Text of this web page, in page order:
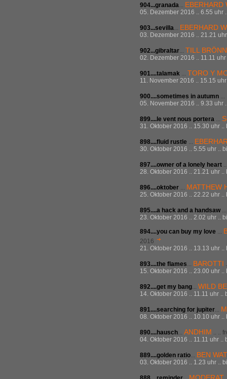
904...granada... EBERHARD
05. Dezember 2016 .. 6.55 uhr
903...sevilla... EBERHARD
03. Dezember 2016 .. 21.21
902...gibraltar... TILL
02. Dezember 2016 .. 11.11
901....talamak ... TORO Y
11. November 2016 .. 15.15
900....sometimes in autumn ...
05. November 2016 .. 9.33 uhr
899....le vent nous portera ...
31. Oktober 2016 .. 15.30 uhr
898....fluid rustle ...
30. Oktober 2016 .. 5.55 uhr ..
897....owner of a lonely heart
28. Oktober 2016 .. 21.21 uhr
896....oktober ... MATTHEW
25. Oktober 2016 .. 22.22 uhr
895....a hack and a handsaw
23. Oktober 2016 .. 2.02 uhr ..
894....you can buy my love ...
2016
21. Oktober 2016 .. 13.13 uhr
893....the flames... BAROTTI
15. Oktober 2016 .. 23.00 uhr
892....get my bang... WILD
14. Oktober 2016 .. 11.11 uhr
891....searching for jupiter...
08. Oktober 2016 .. 10.10 uhr
890....hausch... ANDHIM .. ..
04. Oktober 2016 .. 11.11 uhr
889....golden ratio... BEN
03. Oktober 2016 .. 1.23 uhr ..